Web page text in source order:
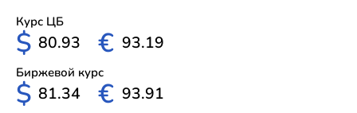
Курс ЦБ
$ 80.93 € 93.19
Биржевой курс
$ 81.34 € 93.91